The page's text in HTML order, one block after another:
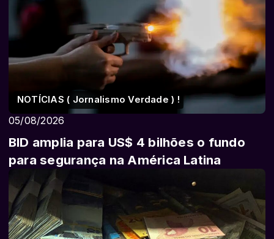
NOTÍCIAS ( Jornalismo Verdade ) !
05/08/2026
BID amplia para US$ 4 bilhões o fundo
para segurança na América Latina